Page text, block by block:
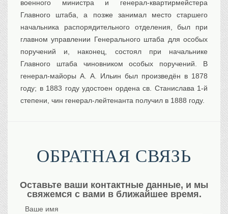
военного министра и генерал-квартирмейстера
Главного штаба, а позже занимал место старшего
начальника распорядительного отделения, был при
главном управлении Генерального штаба для особых
поручений и, наконец, состоял при начальнике
Главного штаба чиновником особых поручений. В
генерал-майоры А. А. Ильин был произведён в 1878
году; в 1883 году удостоен ордена св. Станислава 1-й
степени, чин генерал-лейтенанта получил в 1888 году.
ОБРАТНАЯ СВЯЗЬ
Оставьте ваши контактные данные, и мы
свяжемся с вами в ближайшее время.
Ваше имя